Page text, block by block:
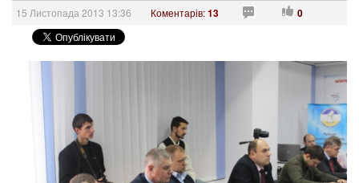
15 Листопада 2013 13:36 Коментарів:13 0